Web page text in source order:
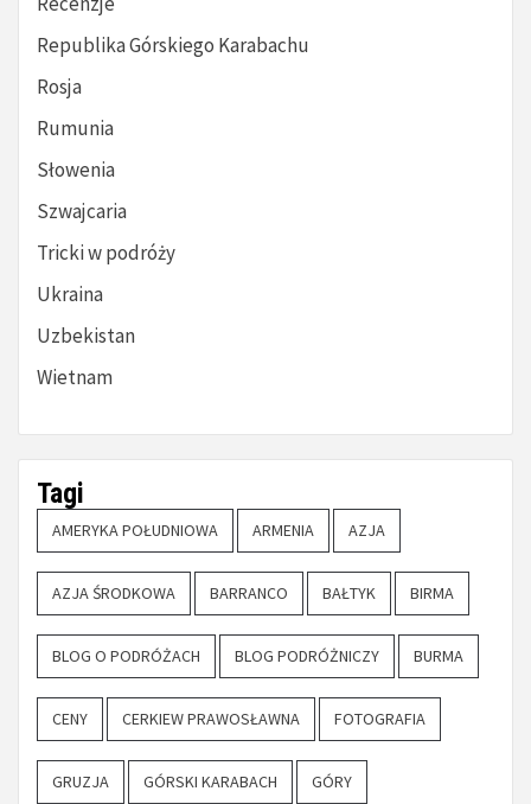
Republika Górskiego Karabachu
Rosja
Rumunia
Słowenia
Szwajcaria
Tricki w podróży
Ukraina
Uzbekistan
Wietnam
Tagi
AMERYKA POŁUDNIOWA ARMENIA AZJA
AZJA ŚRODKOWA BARRANCO BAŁTYK BIRMA
BLOG O PODRÓŻACH BLOG PODRÓŻNICZY BURMA
CENY CERKIEW PRAWOSŁAWNA FOTOGRAFIA
GRUZJA GÓRSKI KARABACH GÓRY